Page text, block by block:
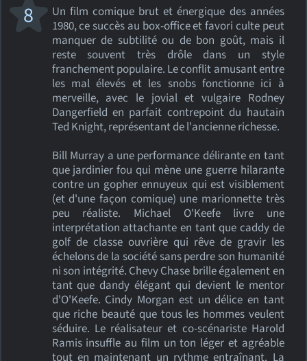
Un film comique brut et énergique des années
1980, ce succès au box-office et favori culte peut
manquer de subtilité ou de bon goût, mais il
reste souvent très drôle dans un style
franchement populaire. Le conflit amusant entre
les mal élevés et les snobs fonctionne ici à
merveille, avec le jovial et vulgaire Rodney
Dangerfield en parfait contrepoint du hautain
Ted Knight, représentant de l'ancienne richesse.
Bill Murray a une performance délirante en tant
que jardinier fou qui mène une guerre hilarante
contre un gopher ennuyeux qui est visiblement
(et d'une façon comique) une marionnette très
peu réaliste. Michael O'Keefe livre une
interprétation attachante en tant que caddy de
golf de classe ouvrière qui rêve de gravir les
échelons de la société sans perdre son humanité
ni son intégrité. Chevy Chase brille également en
tant que dandy élégant qui devient le mentor
d'O'Keefe. Cindy Morgan est un délice en tant
que riche beauté que tous les hommes veulent
séduire. Le réalisateur et co-scénariste Harold
Ramis insuffle au film un ton léger et agréable
tout en maintenant un rythme entraînant. La
8